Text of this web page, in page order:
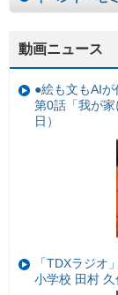
動画ニュース
●絵も文もAIが
第0話「我が
日）
「TDXラジオ
小学校 田村 久